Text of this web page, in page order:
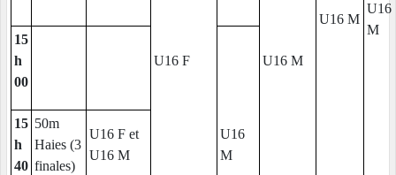
U16 M
U16
M
U16 F U16 M
15
h
00
U16
M
15
h
40
50m
Haies (3
finales)
U16 F et
U16 M